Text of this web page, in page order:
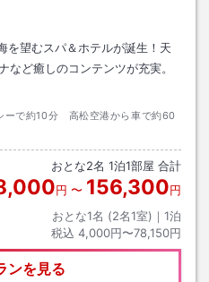
を望むスパ＆ホテルが誕生！天
など癒しのコンテンツが充実。
ーで約10分 高松空港から車で約60
おとな2名 1泊1部屋 合計
円 〜 156,300円
おとな1名 (2名1室)｜ 1泊
税込 4,000円〜78,150円
ンを見る